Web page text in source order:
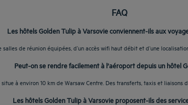
FAQ
Les hôtels Golden Tulip à Varsovie conviennent-ils aux
de réunion équipées, d’un accès wifi haut débit et d’une
Peut-on se rendre facilement à l’aéroport depuis un hôtel
situe à environ 10 km de Warsaw Centre. Des transferts, taxis et
Les hôtels Golden Tulip à Varsovie proposent-ils des